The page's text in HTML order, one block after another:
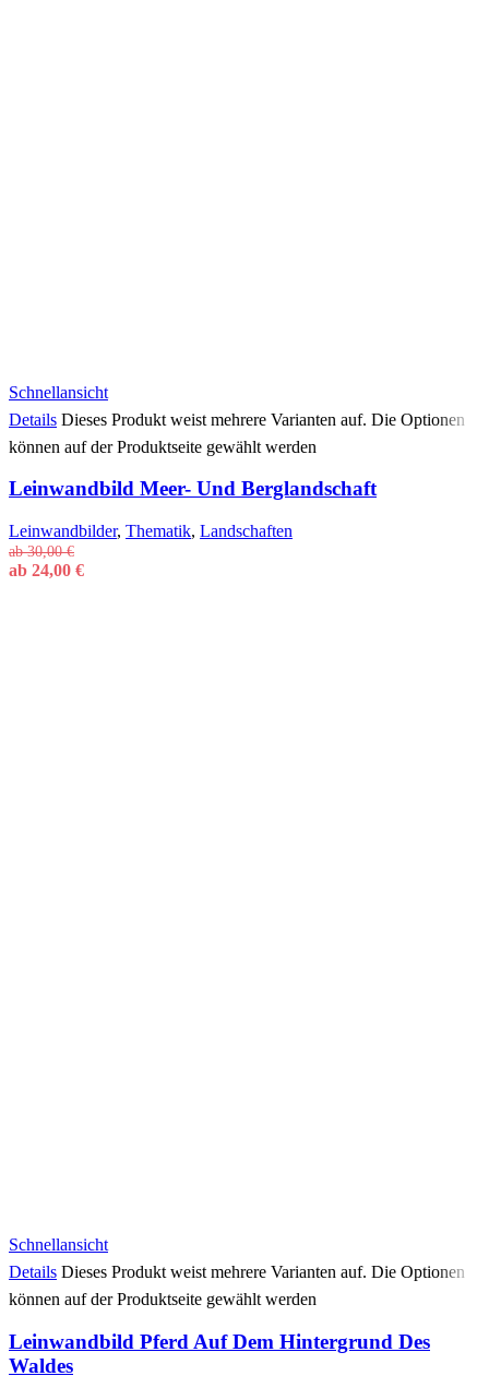
Schnellansicht
Details Dieses Produkt weist mehrere Varianten auf. Die Optionen
können auf der Produktseite gewählt werden
Leinwandbild Meer- Und Berglandschaft
Leinwandbilder, Thematik, Landschaften
ab30,00€
ab 24,00 €
Schnellansicht
Details Dieses Produkt weist mehrere Varianten auf. Die Optionen
können auf der Produktseite gewählt werden
Leinwandbild Pferd Auf Dem Hintergrund Des
Waldes